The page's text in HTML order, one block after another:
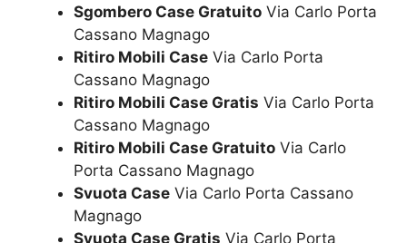
Sgombero Case Gratuito Via Carlo Porta
Cassano Magnago
Ritiro Mobili Case Via Carlo Porta
Cassano Magnago
Ritiro Mobili Case Gratis Via Carlo Porta
Cassano Magnago
Ritiro Mobili Case Gratuito Via Carlo
Porta Cassano Magnago
Svuota Case Via Carlo Porta Cassano
Magnago
Svuota Case Gratis Via Carlo Porta